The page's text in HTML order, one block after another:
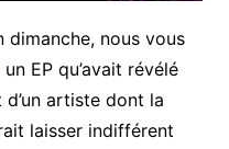
dimanche, nous vous
un EP qu’avait révélé
d’un artiste dont la
laisser indifférent